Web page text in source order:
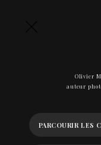
Olivier
auteur
PARCOURIR LES